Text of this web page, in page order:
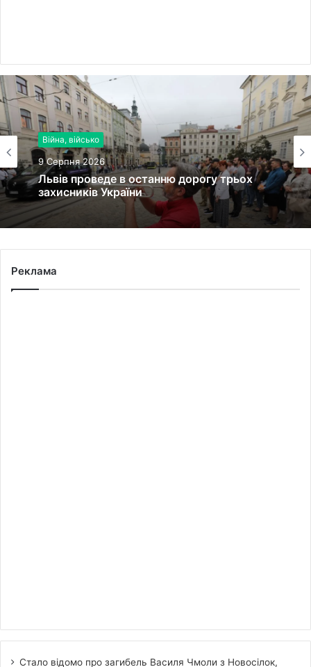
Війна, військо
9 Серпня 2026
Львів проведе в останню дорогу трьох
захисників України
Війна, військо
9 Серпня 2026
Запоріжжі
Реклама
Стало відомо про загибель Василя Чмоли з Новосілок,